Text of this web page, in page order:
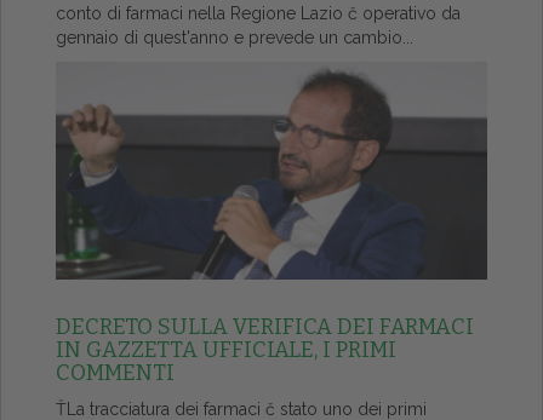
conto di farmaci nella Regione Lazio č operativo da
gennaio di quest'anno e prevede un cambio...
DECRETO SULLA VERIFICA DEI FARMACI
IN GAZZETTA UFFICIALE, I PRIMI
COMMENTI
ŤLa tracciatura dei farmaci č stato uno dei primi